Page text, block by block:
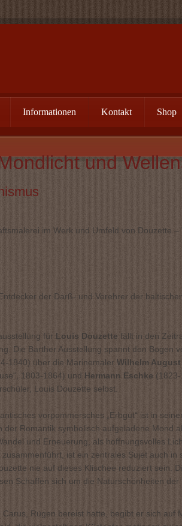
Informationen Kontakt Shop
und
im Werk und Umfeld von Douzette –
der Darß- und Verehrer der
für Louis Douzette fällt in den
Die Barther Ausstellung spannt den Bogen
1840) über die Marinemaler Wilhelm
1803-1864) und Hermann Eschke
Louis Douzette selbst.
vorpommersches „Erbgut“ ist in
der Romantik symbolisch aufgeladene Mond
und Erneuerung, als hoffnungsvolles
zusammenführt, ist ein zentrales Sujet auch in
nie auf dieses Klischee reduziert sein.
Schaffen sich um die Naturschönheiten der
Rügen bereist hatte, begibt er sich auf